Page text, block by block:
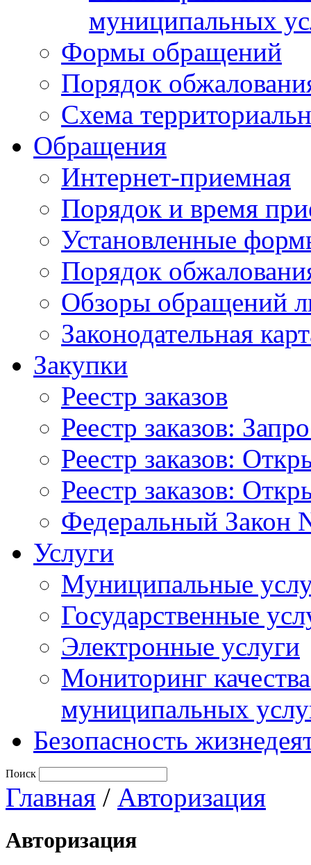
муниципальных
Формы обращений
Порядок
Схема
Обращения
Интернет-приемная
Порядок и время
Установленные
Порядок
Обзоры обращений
Законодательная
Закупки
Реестр заказов
Реестр заказов:
Реестр заказов:
Реестр заказов:
Федеральный Закон
Услуги
Муниципальные
Государственные
Электронные услуги
Мониторинг
муниципальных
Безопасность
Поиск
Главная / Авторизация
Авторизация